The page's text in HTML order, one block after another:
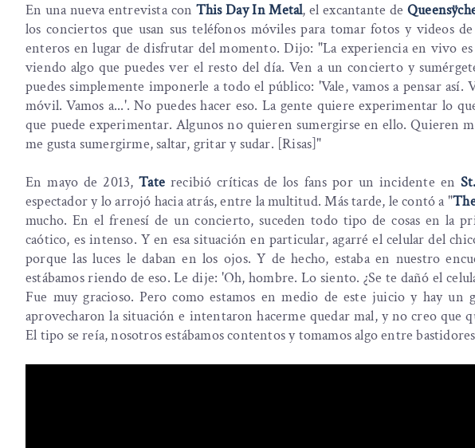
En una nueva entrevista con This Day In Metal, el excantante de
los conciertos que usan sus teléfonos móviles para tomar fotos y videos
enteros en lugar de disfrutar del momento. Dijo: "La experiencia en vivo
viendo algo que puedes ver el resto del día. Ven a un concierto y
puedes simplemente imponerle a todo el público: 'Vale, vamos a pensar así.
móvil. Vamos a...'. No puedes hacer eso. La gente quiere experimentar lo
que puede experimentar. Algunos no quieren sumergirse en ello. Quieren
me gusta sumergirme, saltar, gritar y sudar. [Risas]"
En mayo de 2013,Tate recibió críticas de los fans por un incidente en
espectador y lo arrojó hacia atrás, entre la multitud. Más tarde, le contó a "
mucho. En el frenesí de un concierto, suceden todo tipo de cosas en la
caótico, es intenso. Y en esa situación en particular, agarré el celular del
porque las luces le daban en los ojos. Y de hecho, estaba en nuestro
estábamos riendo de eso. Le dije: 'Oh, hombre. Lo siento. ¿Se te dañó el
Fue muy gracioso. Pero como estamos en medio de este juicio y hay un
aprovecharon la situación e intentaron hacerme quedar mal, y no creo que
El tipo se reía, nosotros estábamos contentos y tomamos algo entre